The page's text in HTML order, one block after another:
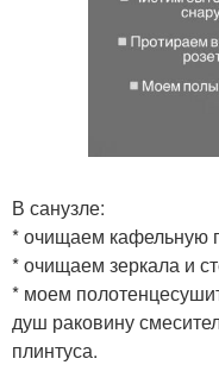
В санузле:
* очищаем кафельную
* очищаем зеркала и
* моем
душ раковину
плинтуса.